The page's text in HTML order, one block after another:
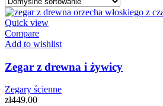
Quick view
Compare
Add to wishlist
Zegar z drewna i żywicy
Zegary ścienne
zł449.00